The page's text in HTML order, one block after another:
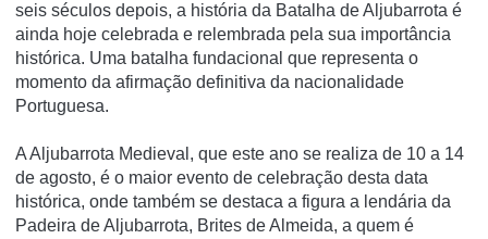
seis séculos depois, a história da Batalha de Aljubarrota é
ainda hoje celebrada e relembrada pela sua importância
histórica. Uma batalha fundacional que representa o
momento da afirmação definitiva da nacionalidade
Portuguesa.
A Aljubarrota Medieval, que este ano se realiza de 10 a 14
de agosto, é o maior evento de celebração desta data
histórica, onde também se destaca a figura a lendária da
Padeira de Aljubarrota, Brites de Almeida, a quem é